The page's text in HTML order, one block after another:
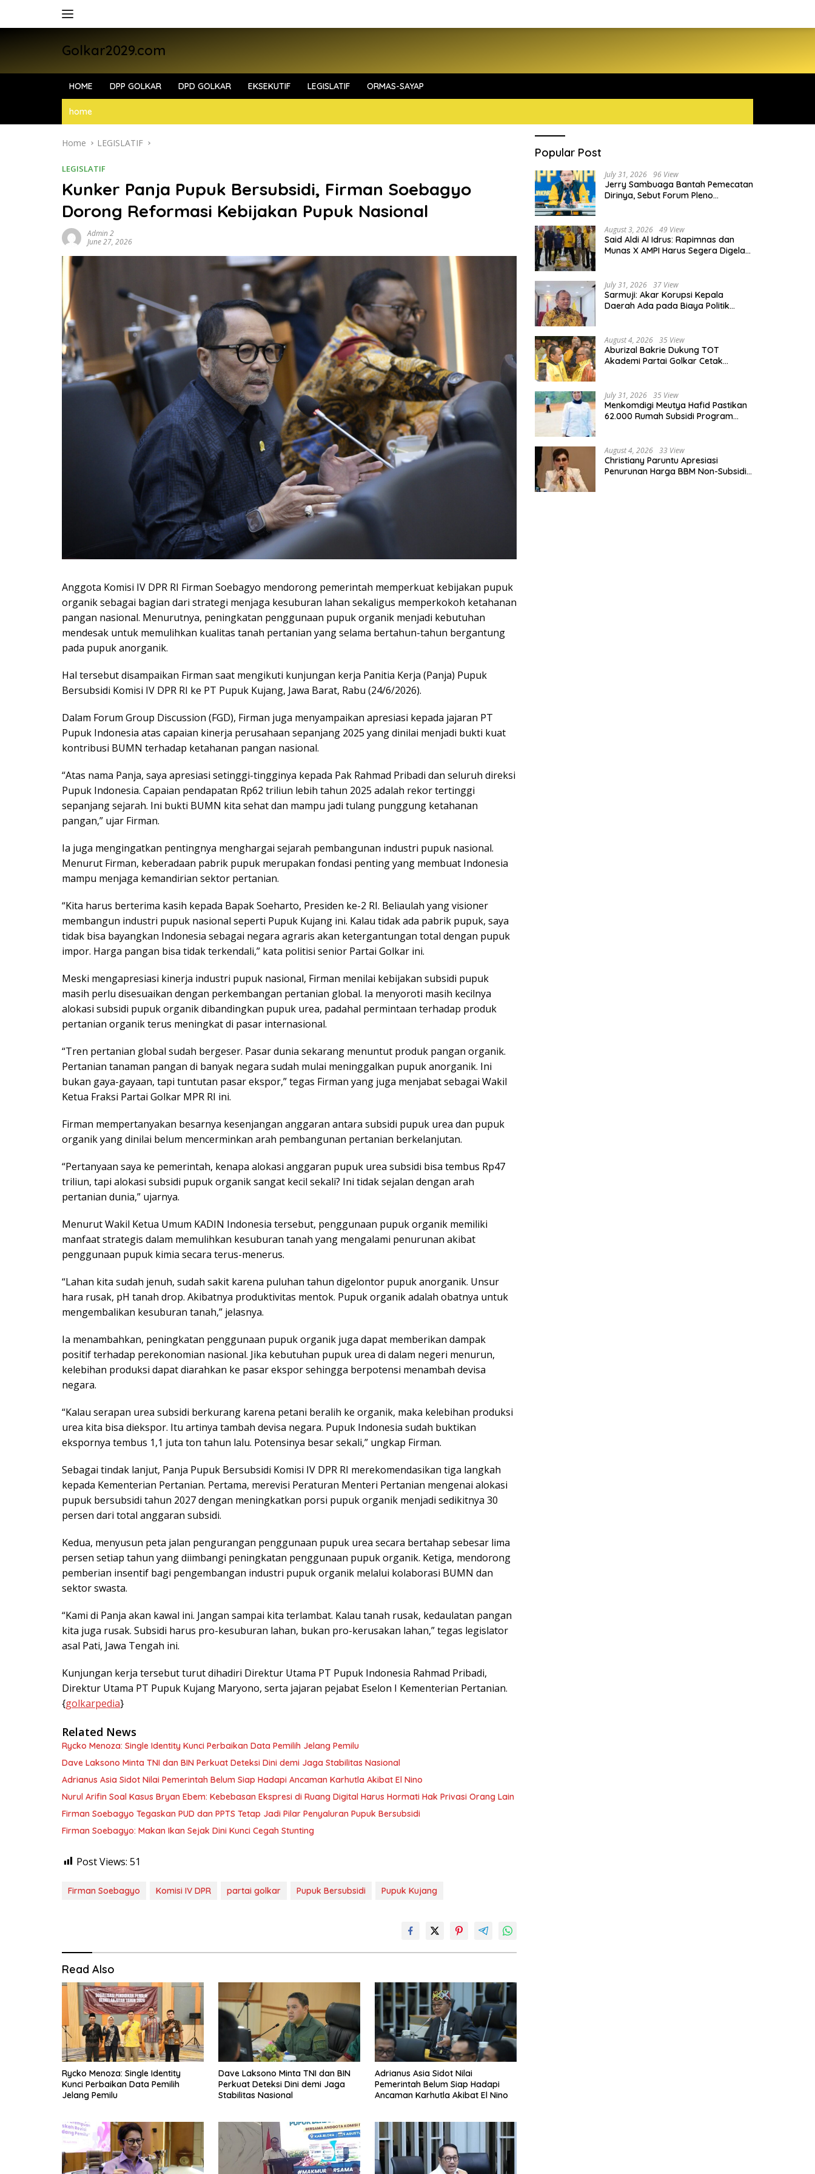
Golkar2029.com
HOME DPP GOLKAR DPD GOLKAR EKSEKUTIF LEGISLATIF ORMAS-SAYAP
home
Home LEGISLATIF
LEGISLATIF
Kunker Panja Pupuk Bersubsidi, Firman Soebagyo
Dorong Reformasi Kebijakan Pupuk Nasional
Admin 2
June 27, 2026
Anggota Komisi IV DPR RI Firman Soebagyo mendorong pemerintah memperkuat kebijakan pupuk
organik sebagai bagian dari strategi menjaga kesuburan lahan sekaligus memperkokoh ketahanan
pangan nasional. Menurutnya, peningkatan penggunaan pupuk organik menjadi kebutuhan
mendesak untuk memulihkan kualitas tanah pertanian yang selama bertahun-tahun bergantung
pada pupuk anorganik.
Hal tersebut disampaikan Firman saat mengikuti kunjungan kerja Panitia Kerja (Panja) Pupuk
Bersubsidi Komisi IV DPR RI ke PT Pupuk Kujang, Jawa Barat, Rabu (24/6/2026).
Dalam Forum Group Discussion (FGD), Firman juga menyampaikan apresiasi kepada jajaran PT
Pupuk Indonesia atas capaian kinerja perusahaan sepanjang 2025 yang dinilai menjadi bukti kuat
kontribusi BUMN terhadap ketahanan pangan nasional.
“Atas nama Panja, saya apresiasi setinggi-tingginya kepada Pak Rahmad Pribadi dan seluruh direksi
Pupuk Indonesia. Capaian pendapatan Rp62 triliun lebih tahun 2025 adalah rekor tertinggi
sepanjang sejarah. Ini bukti BUMN kita sehat dan mampu jadi tulang punggung ketahanan
pangan,” ujar Firman.
Ia juga mengingatkan pentingnya menghargai sejarah pembangunan industri pupuk nasional.
Menurut Firman, keberadaan pabrik pupuk merupakan fondasi penting yang membuat Indonesia
mampu menjaga kemandirian sektor pertanian.
“Kita harus berterima kasih kepada Bapak Soeharto, Presiden ke-2 RI. Beliaulah yang visioner
membangun industri pupuk nasional seperti Pupuk Kujang ini. Kalau tidak ada pabrik pupuk, saya
tidak bisa bayangkan Indonesia sebagai negara agraris akan ketergantungan total dengan pupuk
impor. Harga pangan bisa tidak terkendali,” kata politisi senior Partai Golkar ini.
Meski mengapresiasi kinerja industri pupuk nasional, Firman menilai kebijakan subsidi pupuk
masih perlu disesuaikan dengan perkembangan pertanian global. Ia menyoroti masih kecilnya
alokasi subsidi pupuk organik dibandingkan pupuk urea, padahal permintaan terhadap produk
pertanian organik terus meningkat di pasar internasional.
“Tren pertanian global sudah bergeser. Pasar dunia sekarang menuntut produk pangan organik.
Pertanian tanaman pangan di banyak negara sudah mulai meninggalkan pupuk anorganik. Ini
bukan gaya-gayaan, tapi tuntutan pasar ekspor,” tegas Firman yang juga menjabat sebagai Wakil
Ketua Fraksi Partai Golkar MPR RI ini.
Firman mempertanyakan besarnya kesenjangan anggaran antara subsidi pupuk urea dan pupuk
organik yang dinilai belum mencerminkan arah pembangunan pertanian berkelanjutan.
“Pertanyaan saya ke pemerintah, kenapa alokasi anggaran pupuk urea subsidi bisa tembus Rp47
triliun, tapi alokasi subsidi pupuk organik sangat kecil sekali? Ini tidak sejalan dengan arah
pertanian dunia,” ujarnya.
Menurut Wakil Ketua Umum KADIN Indonesia tersebut, penggunaan pupuk organik memiliki
manfaat strategis dalam memulihkan kesuburan tanah yang mengalami penurunan akibat
penggunaan pupuk kimia secara terus-menerus.
“Lahan kita sudah jenuh, sudah sakit karena puluhan tahun digelontor pupuk anorganik. Unsur
hara rusak, pH tanah drop. Akibatnya produktivitas mentok. Pupuk organik adalah obatnya untuk
mengembalikan kesuburan tanah,” jelasnya.
Ia menambahkan, peningkatan penggunaan pupuk organik juga dapat memberikan dampak
positif terhadap perekonomian nasional. Jika kebutuhan pupuk urea di dalam negeri menurun,
kelebihan produksi dapat diarahkan ke pasar ekspor sehingga berpotensi menambah devisa
negara.
“Kalau serapan urea subsidi berkurang karena petani beralih ke organik, maka kelebihan produksi
urea kita bisa diekspor. Itu artinya tambah devisa negara. Pupuk Indonesia sudah buktikan
ekspornya tembus 1,1 juta ton tahun lalu. Potensinya besar sekali,” ungkap Firman.
Sebagai tindak lanjut, Panja Pupuk Bersubsidi Komisi IV DPR RI merekomendasikan tiga langkah
kepada Kementerian Pertanian. Pertama, merevisi Peraturan Menteri Pertanian mengenai alokasi
pupuk bersubsidi tahun 2027 dengan meningkatkan porsi pupuk organik menjadi sedikitnya 30
persen dari total anggaran subsidi.
Kedua, menyusun peta jalan pengurangan penggunaan pupuk urea secara bertahap sebesar lima
persen setiap tahun yang diimbangi peningkatan penggunaan pupuk organik. Ketiga, mendorong
pemberian insentif bagi pengembangan industri pupuk organik melalui kolaborasi BUMN dan
sektor swasta.
“Kami di Panja akan kawal ini. Jangan sampai kita terlambat. Kalau tanah rusak, kedaulatan pangan
kita juga rusak. Subsidi harus pro-kesuburan lahan, bukan pro-kerusakan lahan,” tegas legislator
asal Pati, Jawa Tengah ini.
Kunjungan kerja tersebut turut dihadiri Direktur Utama PT Pupuk Indonesia Rahmad Pribadi,
Direktur Utama PT Pupuk Kujang Maryono, serta jajaran pejabat Eselon I Kementerian Pertanian.
{golkarpedia}
Related News
Rycko Menoza: Single Identity Kunci Perbaikan Data Pemilih Jelang Pemilu
Dave Laksono Minta TNI dan BIN Perkuat Deteksi Dini demi Jaga Stabilitas Nasional
Adrianus Asia Sidot Nilai Pemerintah Belum Siap Hadapi Ancaman Karhutla Akibat El Nino
Nurul Arifin Soal Kasus Bryan Ebem: Kebebasan Ekspresi di Ruang Digital Harus Hormati Hak Privasi Orang Lain
Firman Soebagyo Tegaskan PUD dan PPTS Tetap Jadi Pilar Penyaluran Pupuk Bersubsidi
Firman Soebagyo: Makan Ikan Sejak Dini Kunci Cegah Stunting
Post Views: 51
Firman Soebagyo Komisi IV DPR partai golkar Pupuk Bersubsidi Pupuk Kujang
Read Also
Rycko Menoza: Single Identity
Kunci Perbaikan Data Pemilih
Jelang Pemilu
Dave Laksono Minta TNI dan BIN
Perkuat Deteksi Dini demi Jaga
Stabilitas Nasional
Adrianus Asia Sidot Nilai
Pemerintah Belum Siap Hadapi
Ancaman Karhutla Akibat El Nino
Popular Post
July 31, 2026 96 View
Jerry Sambuaga Bantah Pemecatan
Dirinya, Sebut Forum Pleno
August 3, 2026 49 View
Said Aldi Al Idrus: Rapimnas dan
Munas X AMPI Harus Segera Digelar
July 31, 2026 37 View
Sarmuji: Akar Korupsi Kepala
Daerah Ada pada Biaya Politik
August 4, 2026 35 View
Aburizal Bakrie Dukung TOT
Akademi Partai Golkar Cetak
July 31, 2026 35 View
Menkomdigi Meutya Hafid Pastikan
62.000 Rumah Subsidi Program
August 4, 2026 33 View
Christiany Paruntu Apresiasi
Penurunan Harga BBM Non-Subsidi,